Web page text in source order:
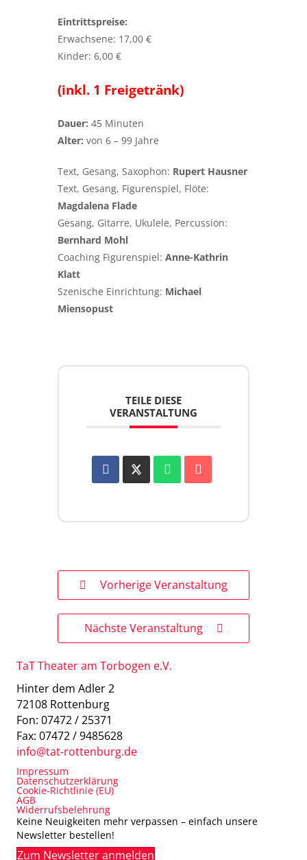
Eintrittspreise:
Erwachsene: 17,00 €
Kinder: 6,00 €
(inkl. 1 Freigetränk)
Dauer: 45 Minuten
Alter: von 6 – 99 Jahre
Text, Gesang, Saxophon: Rupert Hausner
Text, Gesang, Figurenspiel, Flöte:
Magdalena Flade
Gesang, Gitarre, Ukulele, Percussion:
Bernhard Mohl
Coaching Figurenspiel: Anne-Kathrin
Klatt
Szenische Einrichtung: Michael
Miensopust
TEILE DIESE
VERANSTALTUNG
Vorherige Veranstaltung
Nächste Veranstaltung
TaT Theater am Torbogen e.V.
Hinter dem Adler 2
72108 Rottenburg
Fon: 07472 / 25371
Fax: 07472 / 9485628
info@tat-rottenburg.de
Impressum
Datenschutzerklärung
Cookie-Richtlinie (EU)
AGB
Widerrufsbelehrung
Keine Neuigkeiten mehr verpassen – einfach unsere
Newsletter bestellen!
Zum Newsletter anmelden